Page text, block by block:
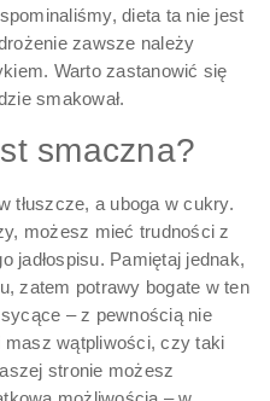
dieta ta nie jest
zawsze należy
Warto zastanowić się
smakował.
smaczna?
tłuszcze, a uboga w cukry.
możesz mieć trudności z
jadłospisu. Pamiętaj jednak,
zatem potrawy bogate w ten
– z pewnością nie
masz wątpliwości, czy taki
stronie możesz